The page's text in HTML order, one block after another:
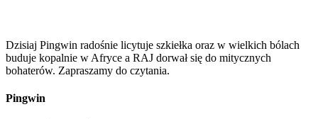
Dzisiaj Pingwin radośnie licytuje szkiełka oraz w wielkich bólach
buduje kopalnie w Afryce a RAJ dorwał się do mitycznych
bohaterów. Zapraszamy do czytania.
Pingwin